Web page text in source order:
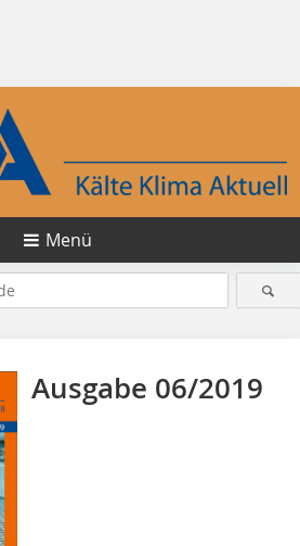
Menü
Ausgabe 06/2019